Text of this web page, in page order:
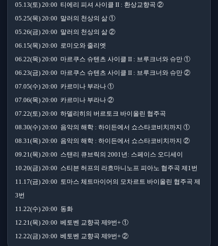
05.13(토) 20:00 티에리 피셔 사이클 II : 환상교향곡 ②
05.25(목) 20:00 말러의 천상의 삶 ①
05.26(금) 20:00 말러의 천상의 삶 ②
06.15(목) 20:00 로미오와 줄리엣
06.22(목) 20:00 마르쿠스 슈텐츠 사이클 II : 브루크너와 슈만 ①
06.23(금) 20:00 마르쿠스 슈텐츠 사이클 II : 브루크너와 슈만 ②
07.05(수) 20:00 카르미나 부라나 ①
07.06(목) 20:00 카르미나 부라나 ②
07.22(토) 20:00 하델리히의 버르토크 바이올린 협주곡
08.30(수) 20:00 음악의 해학 : 하이든에서 쇼스타코비치까지 ①
08.31(목) 20:00 음악의 해학 : 하이든에서 쇼스타코비치까지 ②
09.21(목) 20:00 스탠리 큐브릭의 2001년: 스페이스 오디세이
10.20(금) 20:00 스티븐 허프의 라흐마니노프 피아노 협주곡 제1번
11.17(금) 20:00 토마스 체트마이어의 모차르트 바이올린 협주곡 제
3번
11.22(수) 20:00 동화
12.21(목) 20:00 베토벤 교향곡 제9번+ ①
12.22(금) 20:00 베토벤 교향곡 제9번+ ②